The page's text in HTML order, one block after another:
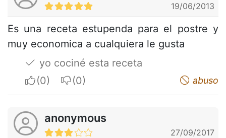
19/06/2013
Es una receta estupenda para el postre y
muy economica a cualquiera le gusta
yo cociné esta receta
I apreciateI do not appreciate abuso
anonymous
27/09/2017